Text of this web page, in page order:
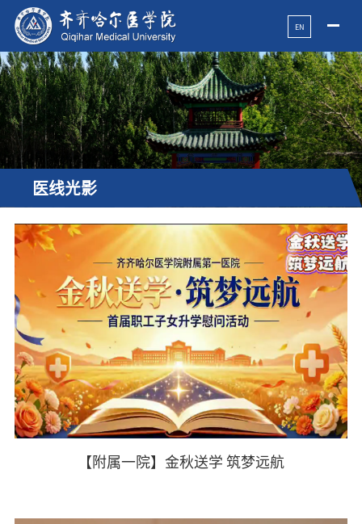
EN
医线光影
【附属一院】金秋送学 筑梦远航